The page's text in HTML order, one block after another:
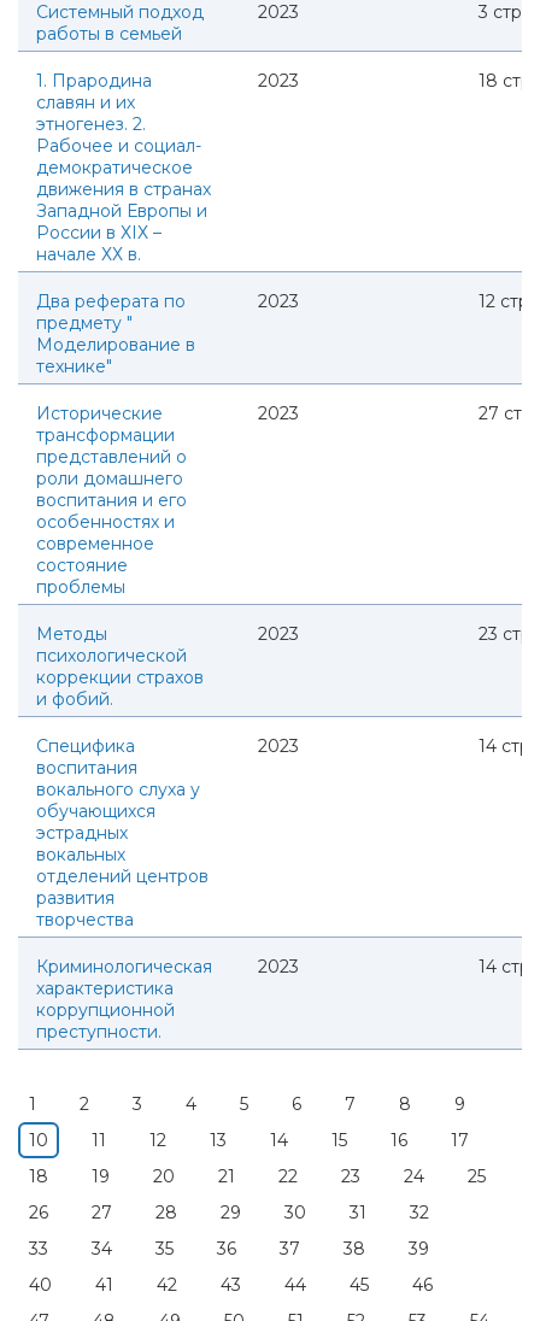
Системный подход
работы в семьей
2023 3 стр.
1. Прародина
славян и их
этногенез. 2.
Рабочее и социал-
демократическое
движения в странах
Западной Европы и
России в ХІХ –
начале ХХ в.
2023 18 стр.
Два реферата по
предмету "
Моделирование в
технике"
2023 12 стр.
Исторические
трансформации
представлений о
роли домашнего
воспитания и его
особенностях и
современное
состояние
проблемы
2023 27 стр.
Методы
психологической
коррекции страхов
и фобий.
2023 23 стр.
Специфика
воспитания
вокального слуха у
обучающихся
эстрадных
вокальных
отделений центров
развития
творчества
2023 14 стр.
Криминологическая
характеристика
коррупционной
преступности.
2023 14 стр.
1 2 3 4 5 6 7 8
9
10
11 12 13 14 15 16
17
18
19 20 21 22 23 24
25
26
27 28 29 30 31
32
33
34 35 36 37 38
39
40
41 42 43 44 45
46